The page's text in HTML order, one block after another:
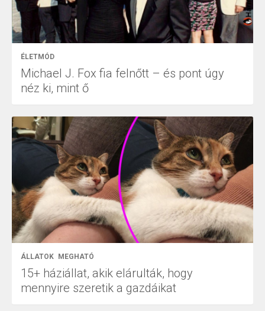
ÉLETMÓD
Michael J. Fox fia felnőtt – és pont úgy
néz ki, mint ő
ÁLLATOK MEGHATÓ
15+ háziállat, akik elárulták, hogy
mennyire szeretik a gazdáikat